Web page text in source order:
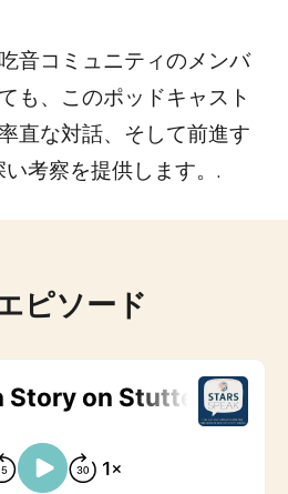
音コミュニティのメンバ
も、このポッドキャスト
直な対話、そして前進す
考察を提供します。.
ピソード